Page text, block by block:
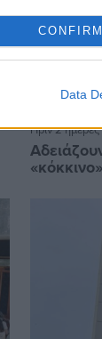
CONFIRM
Data
Πριν 2 ημέρες
«κόκκινο»